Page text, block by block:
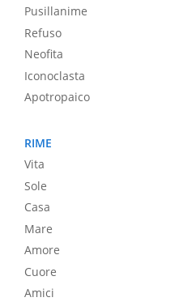
Pusillanime
Refuso
Neofita
Iconoclasta
Apotropaico
RIME
Vita
Sole
Casa
Mare
Amore
Cuore
Amici